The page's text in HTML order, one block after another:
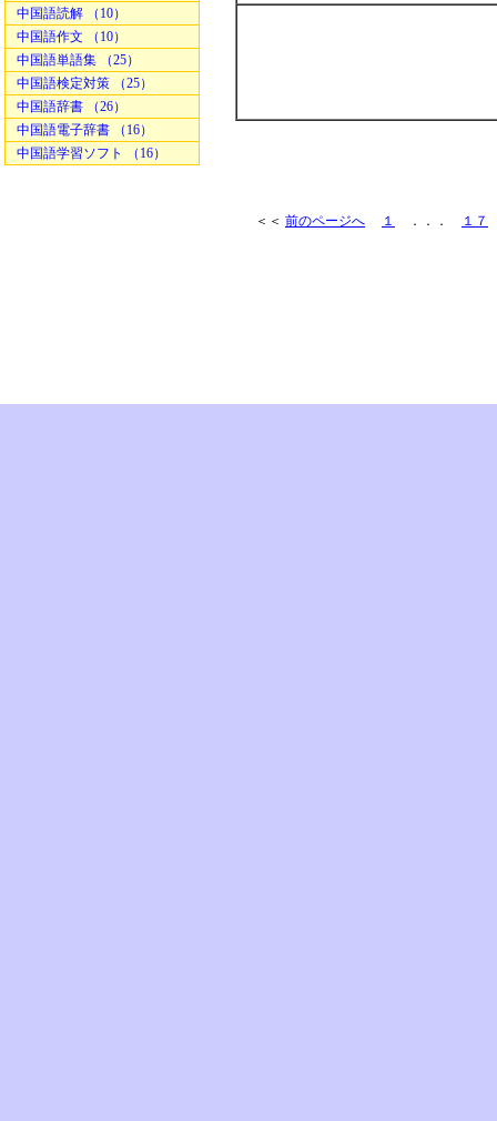
中国語読解 （10）
中国語作文 （10）
中国語単語集 （25）
中国語検定対策 （25）
中国語辞書 （26）
中国語電子辞書 （16）
中国語学習ソフト （16）
＜＜ 前のページへ １ ．．． １７